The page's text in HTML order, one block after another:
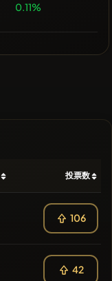
0.11%
投票数
106
42